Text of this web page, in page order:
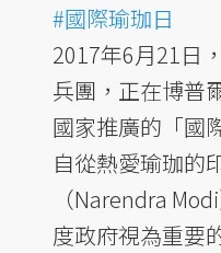
#國際瑜珈日
2017年6月21日
兵團，正在博普
國家推廣的「國
自從熱愛瑜珈的
（Narendra
度政府視為重要